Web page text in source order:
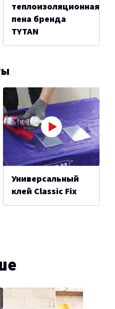
теплоизоляционная
пена бренда
TYTAN
Универсальный
клей Classic Fix